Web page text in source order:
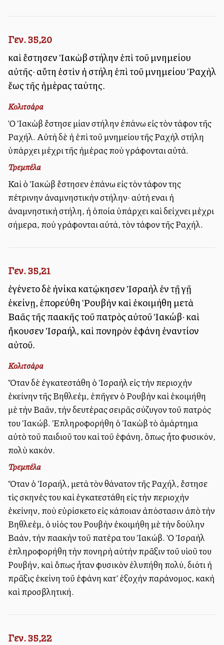
Γεν. 35,20
καὶ ἔστησεν Ἰακὼβ στήλην ἐπὶ τοῦ μνημείου
αὐτῆς· αὕτη ἐστὶν ἡ στήλη ἐπὶ τοῦ μνημείου Ῥαχὴλ
ἕως τῆς ἡμέρας ταύτης.
Κολιτσάρα
Ὁ Ἰακὼβ ἔστησε μίαν στήλην ἐπάνω εἰς τὸν τάφον τῆς
Ραχήλ. Αὐτὴ δὲ ἡ ἐπὶ τοῦ μνημείου τῆς Ραχὴλ στήλη
ὑπάρχει μέχρι τῆς ἡμέρας ποὺ γράφονται αὐτά.
Τρεμπέλα
Καὶ ὁ Ἰακὼβ ἔστησεν ἐπάνω εἰς τὸν τάφον της
πέτρινην ἀναμνηστικὴν στήλην· αὐτὴ εἶναι ἡ
ἀναμνηστικὴ στήλη, ἡ ὁποία ὑπάρχει καὶ δείχνει μέχρι
σήμερα, ποὺ γράφονται αὐτά, τὸν τάφον τῆς Ραχήλ.
Γεν. 35,21
ἐγένετο δὲ ἡνίκα κατῴκησεν Ἰσραὴλ ἐν τῇ γῇ
ἐκείνῃ, ἐπορεύθη Ῥουβὴν καὶ ἐκοιμήθη μετὰ
Βαλλᾶς τῆς παλλακῆς τοῦ πατρὸς αὐτοῦ Ἰακώβ· καὶ
ἤκουσεν Ἰσραήλ, καὶ πονηρὸν ἐφάνη ἐναντίον
αὐτοῦ.
Κολιτσάρα
Ὅταν δὲ ἐγκατεστάθη ὁ Ἰσραὴλ εἰς τὴν περιοχὴν
ἐκείνην τῆς Βηθλεέμ, ἐπῆγεν ὁ Ρουβὴν καὶ ἐκοιμήθη
μὲ τὴν Βαλλᾶν, τὴν δευτέρας σειρᾶς σύζυγον τοῦ πατρός
του Ἰακώβ. Ἐπληροφορήθη ὁ Ἰακὼβ τὸ ἁμάρτημα
αὐτὸ τοῦ παιδιοῦ του καὶ τοῦ ἐφάνη, ὅπως ἦτο φυσικόν,
πολὺ κακόν.
Τρεμπέλα
Ὅταν ὁ Ἰσραήλ, μετὰ τὸν θάνατον τῆς Ραχήλ, ἔστησε
τὶς σκηνές του καὶ ἐγκατεστάθη εἰς τὴν περιοχὴν
ἐκείνην, ποὺ εὑρίσκετο εἰς κάποιαν ἀπόστασιν ἀπὸ τὴν
Βηθλεέμ, ὁ υἱός του Ρουβὴν ἐκοιμήθη μὲ τὴν δοὺλην
Βαλλάν, τὴν παλλακὴν τοῦ πατέρα του Ἰακώβ. Ὁ Ἰσραὴλ
ἐπληροφορήθη τὴν πονηρὴ αὐτὴν πρᾶξιν τοῦ υἱοῦ του
Ρουβήν, καὶ ὅπως ἦταν φυσικὸν ἐλυπήθη πολύ, διότι ἡ
πρᾶξις ἐκείνη τοῦ ἐφάνη κατ’ ἐξοχὴν παράνομος, κακὴ
καὶ προσβλητική.
Γεν. 35,22